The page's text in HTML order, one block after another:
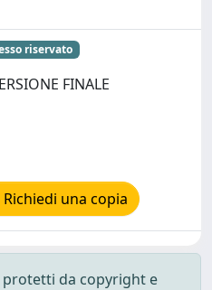
riservato
FINALE
Richiedi una copia
protetti da copyright e